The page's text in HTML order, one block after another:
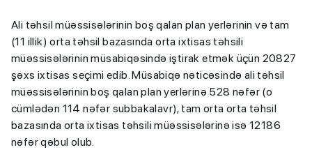
Ali təhsil müəssisələrinin boş qalan plan yerlərinin və tam
(11 illik) orta təhsil bazasında orta ixtisas təhsili
müəssisələrinin müsabiqəsində iştirak etmək üçün 20827
şəxs ixtisas seçimi edib. Müsabiqə nəticəsində ali təhsil
müəssisələrinin boş qalan plan yerlərinə 528 nəfər (o
cümlədən 114 nəfər subbakalavr), tam orta orta təhsil
bazasında orta ixtisas təhsili müəssisələrinə isə 12186
nəfər qəbul olub.